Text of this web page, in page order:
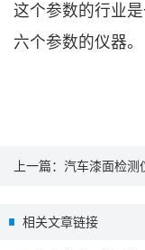
这个参数的行业
六个参数的仪器。
上一篇： 汽车漆面检测
相关文章链接